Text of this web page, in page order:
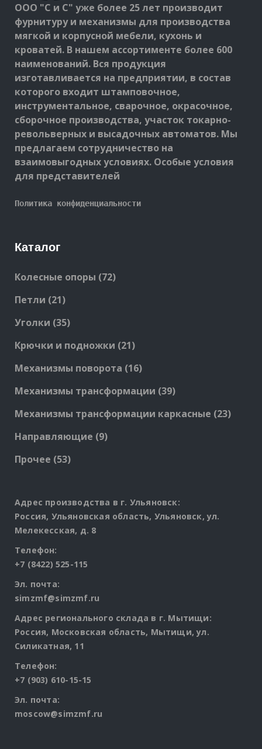
ООО "С и С" уже более 25 лет производит
фурнитуру и механизмы для производства
мягкой и корпусной мебели, кухонь и
кроватей. В нашем ассортименте более 600
наименований. Вся продукция
изготавливается на предприятии, в состав
которого входит штамповочное,
инструментальное, сварочное, окрасочное,
сборочное производства, участок токарно-
револьверных и высадочных автоматов. Мы
предлагаем сотрудничество на
взаимовыгодных условиях. Особые условия
для представителей
Политика конфиденциальности
Каталог
Колесные опоры 7272
Петли 2121
Уголки 3535
Крючки и подножки 2121
Механизмы поворота 1616
Механизмы трансформации 3939
Механизмы трансформации каркасные 2323
Направляющие 99
Прочее 5353
Адрес производства в г. Ульяновск:
Россия, Ульяновская область, Ульяновск, ул.
Мелекесская, д. 8
Телефон:
+7 (8422) 525-115
Эл. почта:
simzmf@simzmf.ru
Адрес регионального склада в г. Мытищи:
Россия, Московская область, Мытищи, ул.
Силикатная, 11
Телефон:
+7 (903) 610-15-15
Эл. почта:
moscow@simzmf.ru